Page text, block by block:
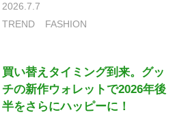
2026.7.7
TREND
FASHION
買い替えタイミング到来。グッ
チの新作ウォレットで2026年後
半をさらにハッピーに！